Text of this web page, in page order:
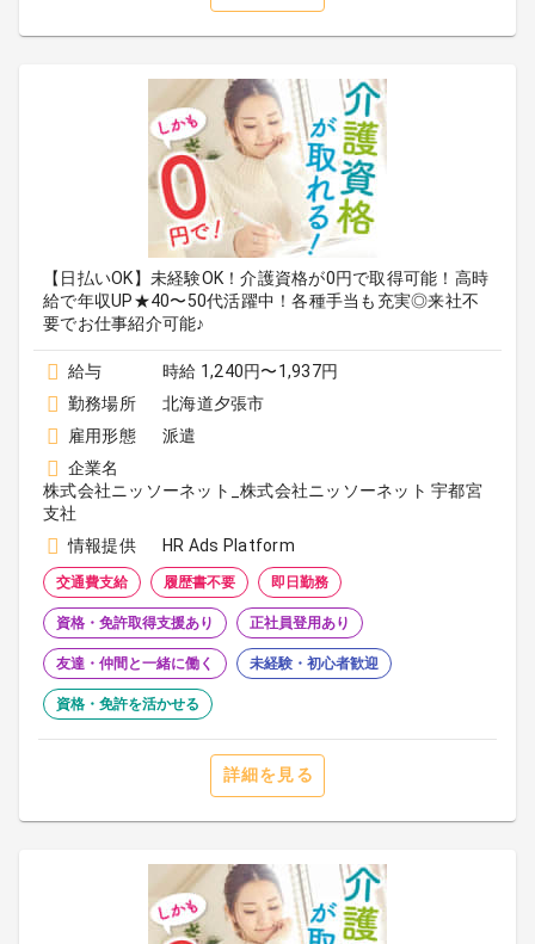
【日払いOK】未経験OK！介護資格が0円で取得可能！高時
給で年収UP★40〜50代活躍中！各種手当も充実◎来社不
要でお仕事紹介可能♪
給与
時給 1,240円〜1,937円
勤務場所
北海道夕張市
雇用形態
派遣
企業名
株式会社ニッソーネット_株式会社ニッソーネット 宇都宮
支社
情報提供
HR Ads Platform
交通費支給 履歴書不要 即日勤務
資格・免許取得支援あり 正社員登用あり
友達・仲間と一緒に働く 未経験・初心者歓迎
資格・免許を活かせる
詳細を見る